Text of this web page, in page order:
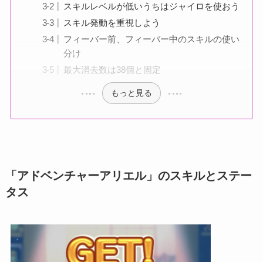
スキルレベルが低いうちはジャイロを使おう
スキル発動を重視しよう
フィーバー前、フィーバー中のスキルの使い
分け
最大消去数は38個と固定
もっと見る
「アドベンチャーアリエル」のスキルとステー
タス